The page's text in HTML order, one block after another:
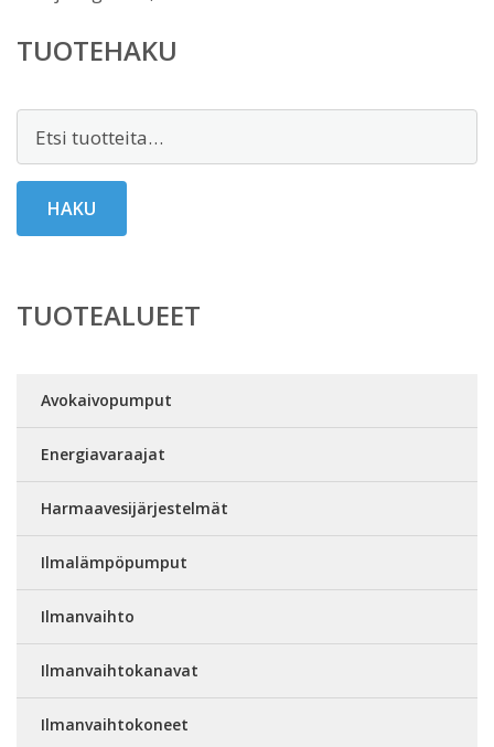
TUOTEHAKU
HAKU
TUOTEALUEET
Avokaivopumput
Energiavaraajat
Harmaavesijärjestelmät
Ilmalämpöpumput
Ilmanvaihto
Ilmanvaihtokanavat
Ilmanvaihtokoneet